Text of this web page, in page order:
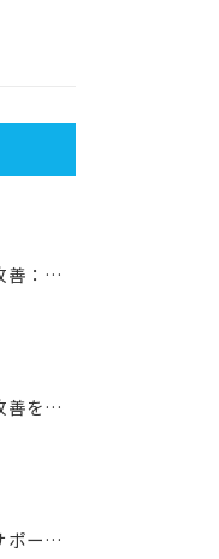
香川県での利益改善：成功事例と実践的アプローチ
中小企業が利益改善を実現するには
香川県での経理サポート：自動化で効率アップを図る